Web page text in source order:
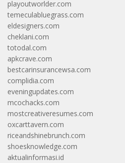
playoutworlder.com
temeculabluegrass.com
eldesigners.com
cheklani.com
totodal.com
apkcrave.com
bestcarinsurancewsa.com
complidia.com
eveningupdates.com
mcochacks.com
mostcreativeresumes.com
oxcarttavern.com
riceandshinebrunch.com
shoesknowledge.com
aktualinformasi.id